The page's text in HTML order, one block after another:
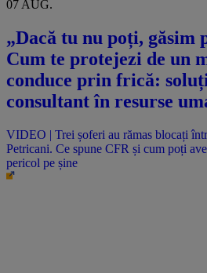
07 AUG.
„Dacă tu nu poți, găsim
Cum te protejezi de un
conduce prin frică:
consultant în resurse
VIDEO | Trei șoferi au rămas blocați
Petricani. Ce spune CFR și cum poți
pericol pe șine